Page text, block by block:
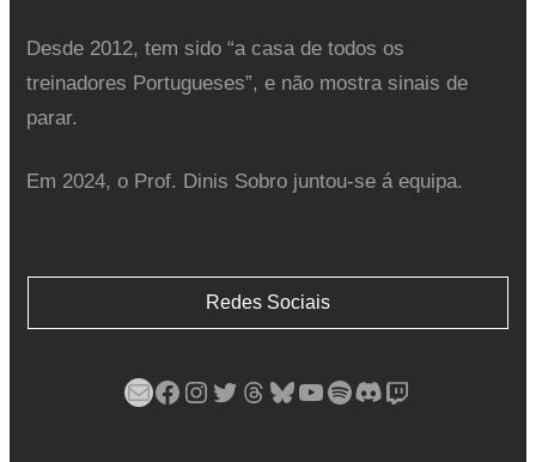
Desde 2012, tem sido “a casa de todos os
treinadores Portugueses”, e não mostra sinais de
parar.
Em 2024, o Prof. Dinis Sobro juntou-se á equipa.
Redes Sociais
Mail Facebook Instagram Twitter Threads Bluesky YouTube Spotify Discord Twitch